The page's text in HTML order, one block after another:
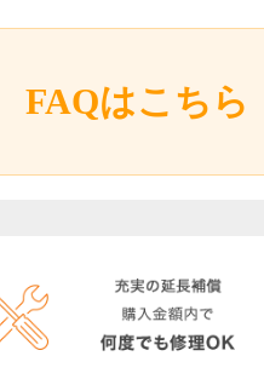
FAQはこちら